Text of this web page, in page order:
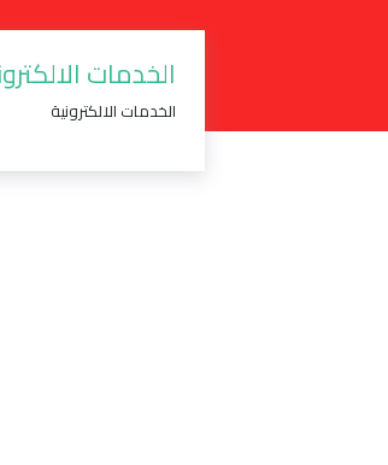
الخدمات
الخدمات الالكترونية